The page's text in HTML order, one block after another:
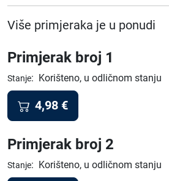
Više primjeraka je u ponudi
Primjerak broj 1
Stanje: Korišteno, u odličnom stanju
4,98 €
Primjerak broj 2
Stanje: Korišteno, u odličnom stanju